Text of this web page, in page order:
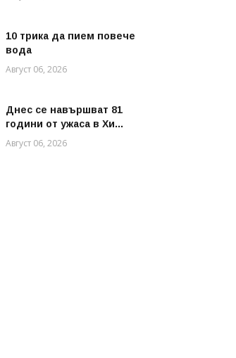
10 трика да пием повече
вода
Август 06, 2026
Днес се навършват 81
години от ужаса в Хи...
Август 06, 2026